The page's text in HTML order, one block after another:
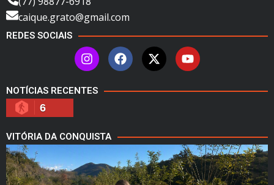
caique.grato@gmail.com
REDES SOCIAIS
NOTÍCIAS RECENTES
6
VITÓRIA DA CONQUISTA